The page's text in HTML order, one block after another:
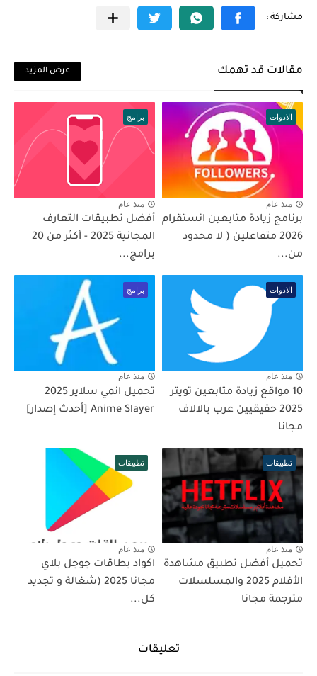
مقالات قد تهمك عرض المزيد
الادوات
منذ عام
برنامج زيادة متابعين انستقرام
2026 متفاعلين ( لا محدود
من...
برامج
منذ عام
أفضل تطبيقات التعارف
المجانية 2025 - أكثر من 20
برامج...
الادوات
منذ عام
10 مواقع زيادة متابعين تويتر
2025 حقيقيين عرب بالالاف
مجانا
برامج
منذ عام
تحميل انمي سلاير 2025
Anime Slayer [أحدث إصدار]
تطبيقات
منذ عام
تحميل أفضل تطبيق مشاهدة
الأفلام 2025 والمسلسلات
مترجمة مجانا
تطبيقات
منذ عام
اكواد بطاقات جوجل بلاي
مجانا 2025 (شغالة و تجديد
كل...
تعليقات